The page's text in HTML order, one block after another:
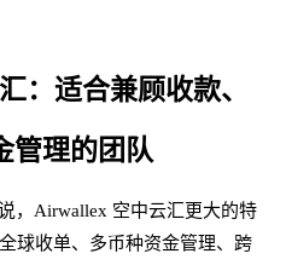
：适合兼顾收款、
管理的团队
，Airwallex 空中云汇更大的特
球收单、多币种资金管理、跨